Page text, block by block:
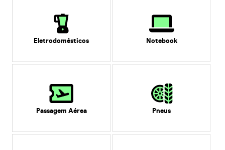
Eletrodomésticos Notebook
Passagem Aérea Pneus